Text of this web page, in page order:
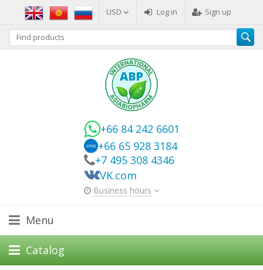
USD Log in Sign up
+66 84 242 6601
imo +66 65 928 3184
+7 495 308 4346
VK.com
Business hours
Menu
Catalog